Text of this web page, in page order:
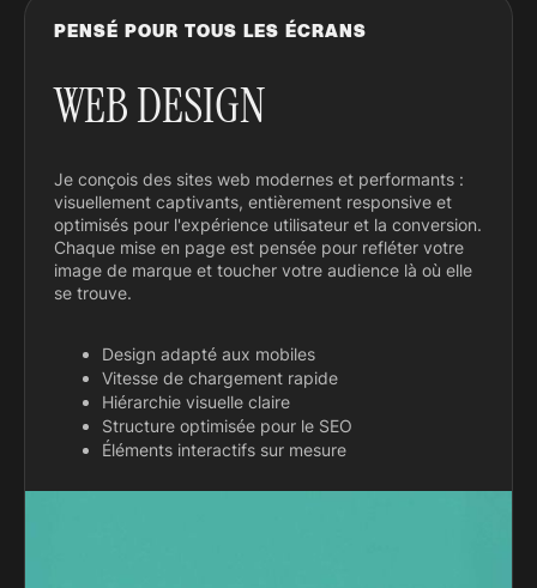
PENSÉ POUR TOUS LES ÉCRANS
WEB DESIGN
Je conçois des sites web modernes et performants :
visuellement captivants, entièrement responsive et
optimisés pour l'expérience utilisateur et la conversion.
Chaque mise en page est pensée pour refléter votre
image de marque et toucher votre audience là où elle
se trouve.
Design adapté aux mobiles
Vitesse de chargement rapide
Hiérarchie visuelle claire
Structure optimisée pour le SEO
Éléments interactifs sur mesure